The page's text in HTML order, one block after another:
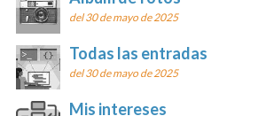
del 30 de mayo de 2025
Todas las entradas
del 30 de mayo de 2025
Mis intereses